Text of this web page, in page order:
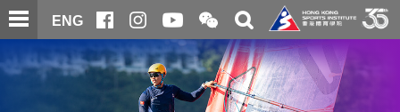
跳
至
內
ENG
開
合
微
信
二
維
碼
關
搜
尋
内